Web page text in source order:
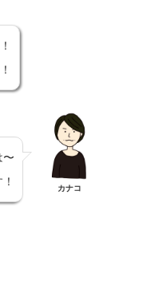
〜
カナコ